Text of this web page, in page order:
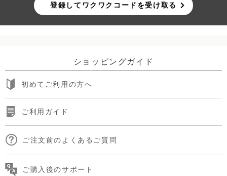
登録してワクワクコードを受け取る
ショッピングガイド
初めてご利用の方へ
ご利用ガイド
ご注文前のよくあるご質問
ご購入後のサポート